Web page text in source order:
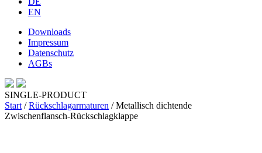
EN
Downloads
Impressum
Datenschutz
AGBs
SINGLE-PRODUCT
Start /Rückschlagarmaturen / Metallisch dichtende
Zwischenflansch-Rückschlagklappe